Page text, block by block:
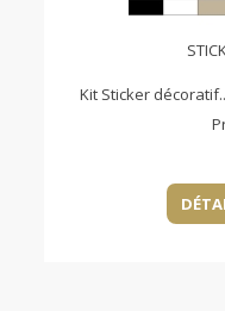
Kit Sticker